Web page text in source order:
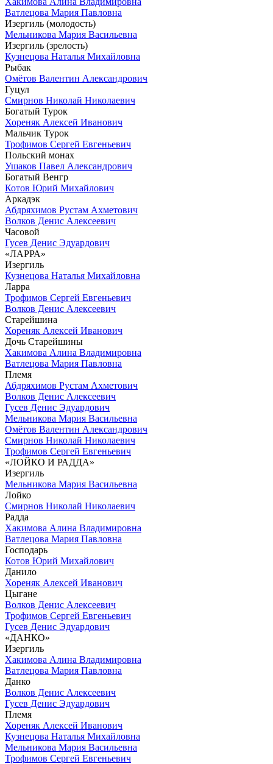
Ватлецова Мария Павловна
Изергиль (молодость)
Мельникова Мария Васильевна
Изергиль (зрелость)
Кузнецова Наталья Михайловна
Рыбак
Омётов Валентин Александрович
Гуцул
Смирнов Николай Николаевич
Богатый Турок
Хореняк Алексей Иванович
Мальчик Турок
Трофимов Сергей Евгеньевич
Польский монах
Ушаков Павел Александрович
Богатый Венгр
Котов Юрий Михайлович
Аркадэк
Абдряхимов Рустам Ахметович
Волков Денис Алексеевич
Часовой
Гусев Денис Эдуардович
«ЛАРРА»
Изергиль
Кузнецова Наталья Михайловна
Ларра
Трофимов Сергей Евгеньевич
Волков Денис Алексеевич
Старейшина
Хореняк Алексей Иванович
Дочь Старейшины
Хакимова Алина Владимировна
Ватлецова Мария Павловна
Племя
Абдряхимов Рустам Ахметович
Волков Денис Алексеевич
Гусев Денис Эдуардович
Мельникова Мария Васильевна
Омётов Валентин Александрович
Смирнов Николай Николаевич
Трофимов Сергей Евгеньевич
«ЛОЙКО И РАДДА»
Изергиль
Мельникова Мария Васильевна
Лойко
Смирнов Николай Николаевич
Радда
Хакимова Алина Владимировна
Ватлецова Мария Павловна
Господарь
Котов Юрий Михайлович
Данило
Хореняк Алексей Иванович
Цыгане
Волков Денис Алексеевич
Трофимов Сергей Евгеньевич
Гусев Денис Эдуардович
«ДАНКО»
Изергиль
Хакимова Алина Владимировна
Ватлецова Мария Павловна
Данко
Волков Денис Алексеевич
Гусев Денис Эдуардович
Племя
Хореняк Алексей Иванович
Кузнецова Наталья Михайловна
Мельникова Мария Васильевна
Трофимов Сергей Евгеньевич